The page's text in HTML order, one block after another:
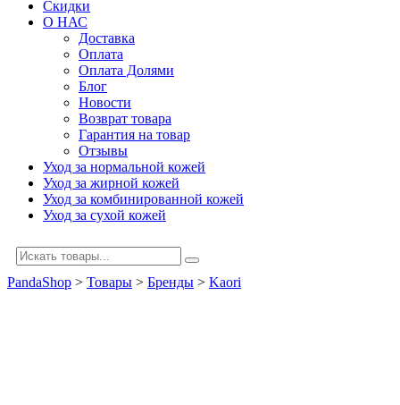
Скидки
О НАС
Доставка
Оплата
Оплата Долями
Блог
Новости
Возврат товара
Гарантия на товар
Отзывы
Уход за нормальной кожей
Уход за жирной кожей
Уход за комбинированной кожей
Уход за сухой кожей
PandaShop > Товары > Бренды > Kaori